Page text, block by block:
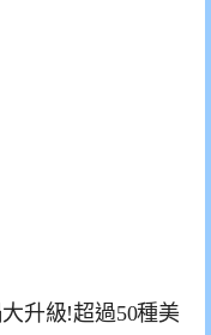
升級!超過50種美